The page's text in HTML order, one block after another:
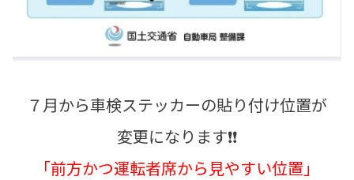
７月から車検ステッカーの貼り付け位置が
変更になります❗❗
「前方かつ運転者席から見やすい位置」